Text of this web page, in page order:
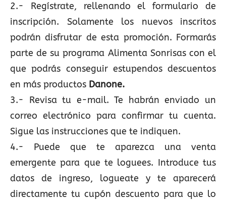
2.- Regístrate, rellenando el formulario de
inscripción. Solamente los nuevos inscritos
podrán disfrutar de esta promoción. Formarás
parte de su programa Alimenta Sonrisas con el
que podrás conseguir estupendos descuentos
en más productos Danone.
3.- Revisa tu e-mail. Te habrán enviado un
correo electrónico para confirmar tu cuenta.
Sigue las instrucciones que te indiquen.
4.- Puede que te aparezca una venta
emergente para que te loguees. Introduce tus
datos de ingreso, logueate y te aparecerá
directamente tu cupón descuento para que lo